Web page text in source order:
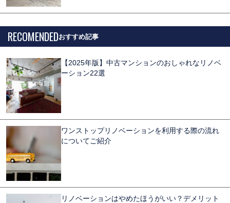
RECOMENDED
【2025年版】中古マンションのおしゃれなリノベ
ーション22選
ワンストップリノベーションを利用する際の流れ
についてご紹介
リノベーションはやめたほうがいい？デメリット